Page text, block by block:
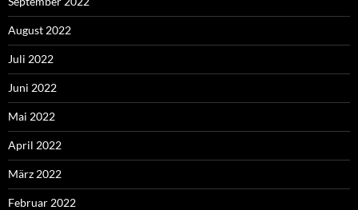
August 2022
Juli 2022
Juni 2022
Mai 2022
April 2022
März 2022
Februar 2022